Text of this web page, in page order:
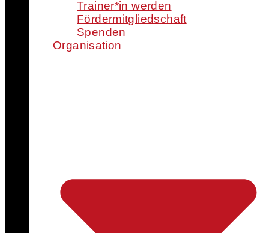
Trainer*in werden
Fördermitgliedschaft
Spenden
Organisation